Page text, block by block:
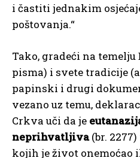
i častiti jednakim
poštovanja.“
Tako, gradeći na temelju
pisma) i svete tradicije
papinski i drugi
vezano uz temu,
Crkva uči da je
neprihvatljiva(br. 2277)
kojih je život onemoćao